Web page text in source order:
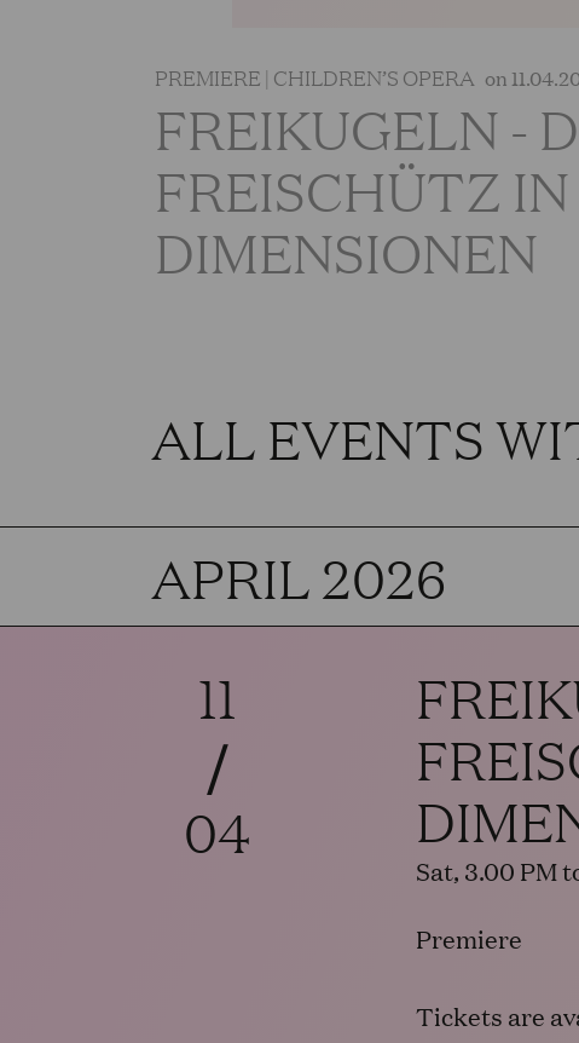
PREMIERE | CHILDREN’S OPERA on
FREIKUGELN -
FREISCHÜTZ
DIMENSIONEN
ALL EVENTS
APRIL 2026
11
/
04
Sat, 3.00 PM
Premiere
Tickets are